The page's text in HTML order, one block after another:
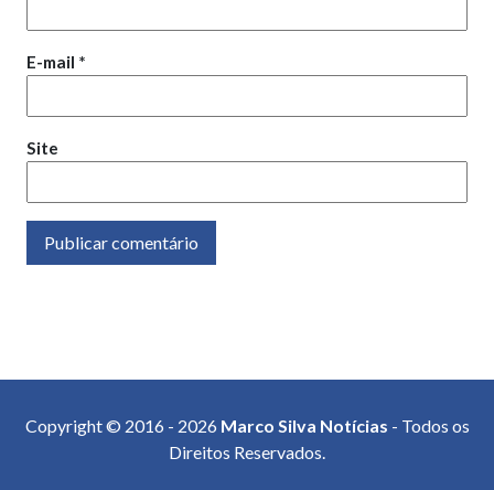
E-mail *
Site
Copyright © 2016 - 2026 Marco Silva Notícias - Todos os
Direitos Reservados.